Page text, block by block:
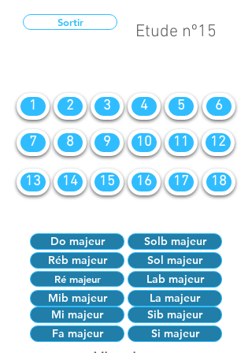
Sortir Etude nº15
1 2 3 4 5 6
7 8 9 10 11 12
13 14 15 16 17 18
Do majeur
Solb majeur
Réb majeur
Sol majeur
Ré majeur
Lab majeur
Mib majeur
Mi majeur
La majeur
Sib majeur
Fa majeur
Si majeur